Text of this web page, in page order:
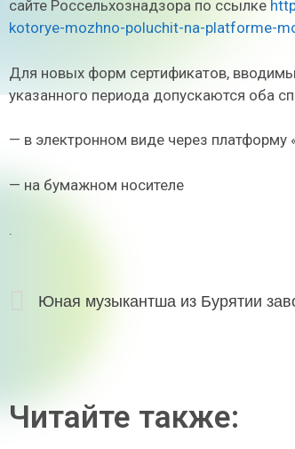
сайте Россельхознадзора по ссылке
kotorye-mozhno-poluchit-na-platforme-
Для новых форм сертификатов,
указанного периода допускаются оба
— в электронном виде через платформу
— на бумажном носителе
.
Читайте также: